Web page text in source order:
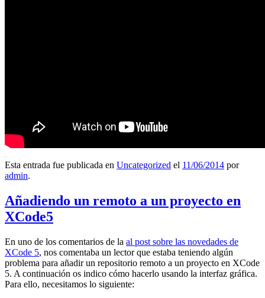
Esta entrada fue publicada en Uncategorized el 11/06/2014 por
admin.
Añadiendo un remoto a un proyecto en
XCode5
En uno de los comentarios de la al post sobre las novedades de
XCode 5, nos comentaba un lector que estaba teniendo algún
problema para añadir un repositorio remoto a un proyecto en XCode
5. A continuación os indico cómo hacerlo usando la interfaz gráfica.
Para ello, necesitamos lo siguiente: